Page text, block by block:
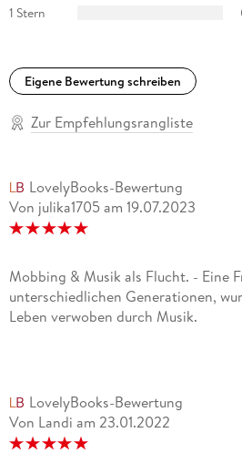
1 Stern
Eigene Bewertung schreiben
Zur Empfehlungsrangliste
LovelyBooks-Bewertung
Von julika1705 am 19.07.2023
Mobbing & Musik als Flucht. - Eine
unterschiedlichen Generationen,
Leben verwoben durch Musik.
LovelyBooks-Bewertung
Von Landi am 23.01.2022